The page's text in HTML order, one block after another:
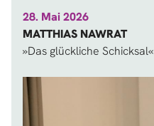
28. Mai 2026
MATTHIAS NAWRAT
»Das glückliche Schicksal«